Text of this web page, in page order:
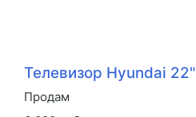
Телевизор Hyundai 22"
Продам